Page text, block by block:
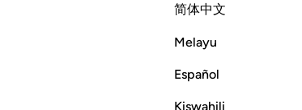
简体中文
Melayu
Español
Kiswahili